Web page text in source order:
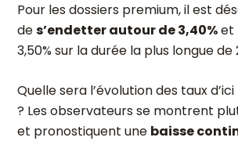
Pour les dossiers premium, il est
des’endetter autour de 3,40%et
3,50% sur la durée la plus longue de
Quelle sera l’évolution des taux
? Les observateurs se montrent
et pronostiquent une baisse